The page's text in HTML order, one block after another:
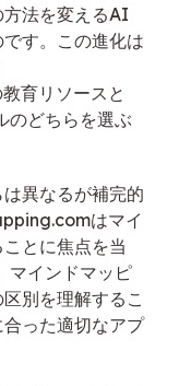
方法を変えるAI
す。この進化は
育リソースと
のどちらを選ぶ
異なるが補完的
はマイ
とに焦点を当
マインドマッピ
別を理解するこ
った適切なアプ